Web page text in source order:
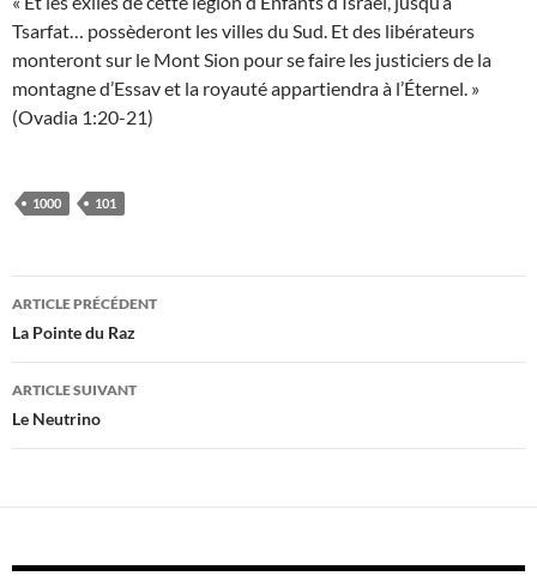
Tsarfat… possèderont les villes du Sud. Et des libérateurs
monteront sur le Mont Sion pour se faire les justiciers de la
montagne d’Essav et la royauté appartiendra à l’Éternel. »
(Ovadia 1:20-21)
1000 101
Navigation
des
articles
ARTICLE PRÉCÉDENT
La Pointe du Raz
ARTICLE SUIVANT
Le Neutrino